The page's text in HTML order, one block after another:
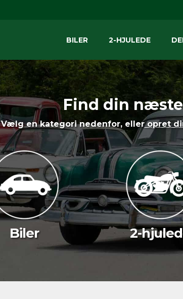
BILER 2-HJULEDE
Find din
Vælg en kategori nedenfor, elleropret
Biler 2-